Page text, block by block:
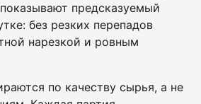
предсказуемый
без резких перепадов
нарезкой и ровным
по качеству сырья, а не